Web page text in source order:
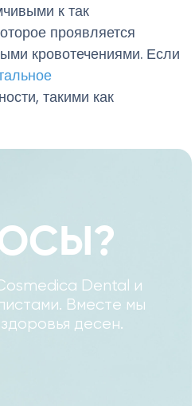
к так
проявляется
кровотечениями. Если
такими как
Dental и
Вместе мы
десен.